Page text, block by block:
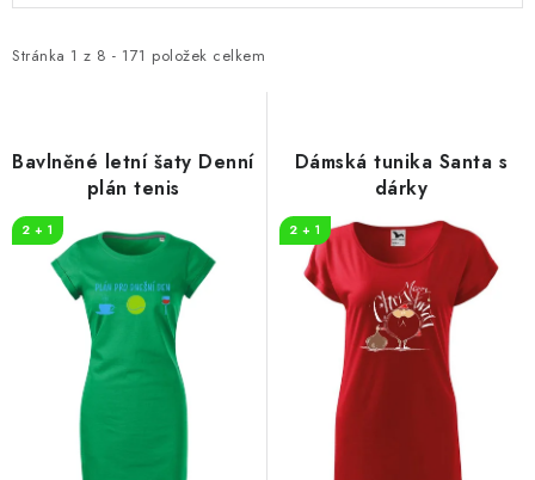
i
r
d
Stránka 1 z 8 - 171 položek celkem
e
p
o
Bavlněné letní šaty Denní
plán tenis
2 + 1
Dámská tunika Santa s
dárky
2 + 1